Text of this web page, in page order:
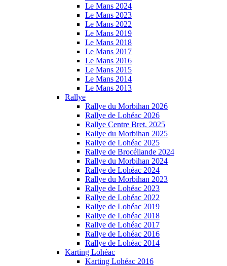
Le Mans 2024
Le Mans 2023
Le Mans 2022
Le Mans 2019
Le Mans 2018
Le Mans 2017
Le Mans 2016
Le Mans 2015
Le Mans 2014
Le Mans 2013
Rallye
Rallye du Morbihan 2026
Rallye de Lohéac 2026
Rallye Centre Bret. 2025
Rallye du Morbihan 2025
Rallye de Lohéac 2025
Rallye de Brocéliande 2024
Rallye du Morbihan 2024
Rallye de Lohéac 2024
Rallye du Morbihan 2023
Rallye de Lohéac 2023
Rallye de Lohéac 2022
Rallye de Lohéac 2019
Rallye de Lohéac 2018
Rallye de Lohéac 2017
Rallye de Lohéac 2016
Rallye de Lohéac 2014
Karting Lohéac
Karting Lohéac 2016